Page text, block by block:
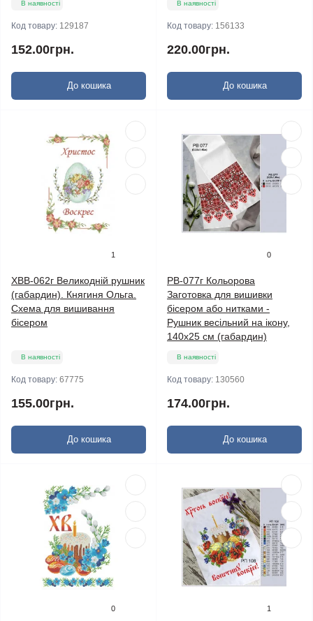
В наявності
Код товару: 129187
152.00грн.
До кошика
В наявності
Код товару: 156133
220.00грн.
До кошика
1
ХВВ-062г Великодній рушник
(габардин). Княгиня Ольга.
Схема для вишивання
бісером
В наявності
Код товару: 67775
155.00грн.
До кошика
0
РВ-077г Кольорова
Заготовка для вишивки
бісером або нитками -
Рушник весільний на ікону,
140x25 см (габардин)
В наявності
Код товару: 130560
174.00грн.
До кошика
0 1